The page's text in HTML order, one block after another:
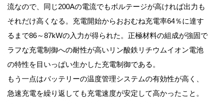
流なので、同じ200Aの電流でもボルテージが高ければ出力も
それだけ高くなる。充電開始からおおむね充電率64％に達す
るまで86～87kWの入力が得られた。正極材料の組成が強固で
ラフな充電制御への耐性が高いリン酸鉄リチウムイオン電池
の特性を目いっぱい生かした充電制御である。
もう一点はバッテリーの温度管理システムの有効性が高く、
急速充電を繰り返しても充電速度が安定して高かったこと。